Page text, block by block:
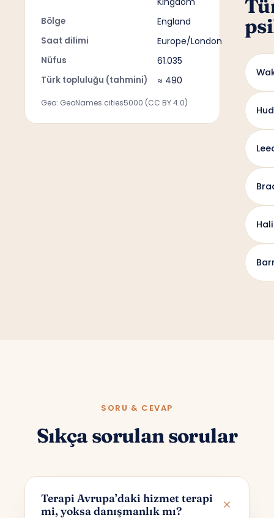
Bölge England
Saat dilimi Europe/London
Nüfus 61.035
Türk topluluğu (tahmini) ≈ 490
Geo: GeoNames cities5000 (CC BY 4.0)
SORU & CEVAP
Sıkça sorulan sorular
Terapi Avrupa’daki hizmet terapi
mi, yoksa danışmanlık mı?